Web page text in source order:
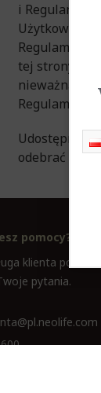
i
Użytkownie i
Regulaminu.
tej strony.
nieważną
Regulaminu
odebrać lub
pomocy?
klienta
pytania.